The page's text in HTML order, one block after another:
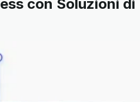
con Soluzioni di